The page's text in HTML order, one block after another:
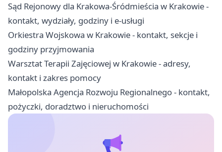
Sąd Rejonowy dla Krakowa-Śródmieścia w Krakowie -
kontakt, wydziały, godziny i e-usługi
Orkiestra Wojskowa w Krakowie - kontakt, sekcje i
godziny przyjmowania
Warsztat Terapii Zajęciowej w Krakowie - adresy,
kontakt i zakres pomocy
Małopolska Agencja Rozwoju Regionalnego - kontakt,
pożyczki, doradztwo i nieruchomości